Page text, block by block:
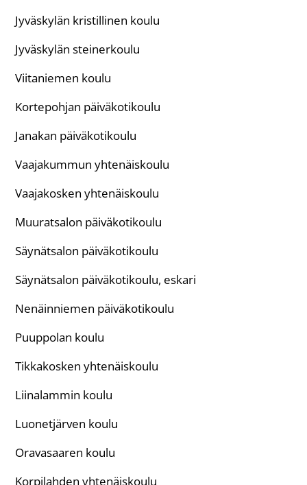
Jyväskylän kristillinen koulu
Jyväskylän steinerkoulu
Viitaniemen koulu
Kortepohjan päiväkotikoulu
Janakan päiväkotikoulu
Vaajakummun yhtenäiskoulu
Vaajakosken yhtenäiskoulu
Muuratsalon päiväkotikoulu
Säynätsalon päiväkotikoulu
Säynätsalon päiväkotikoulu, eskari
Nenäinniemen päiväkotikoulu
Puuppolan koulu
Tikkakosken yhtenäiskoulu
Liinalammin koulu
Luonetjärven koulu
Oravasaaren koulu
Korpilahden yhtenäiskoulu